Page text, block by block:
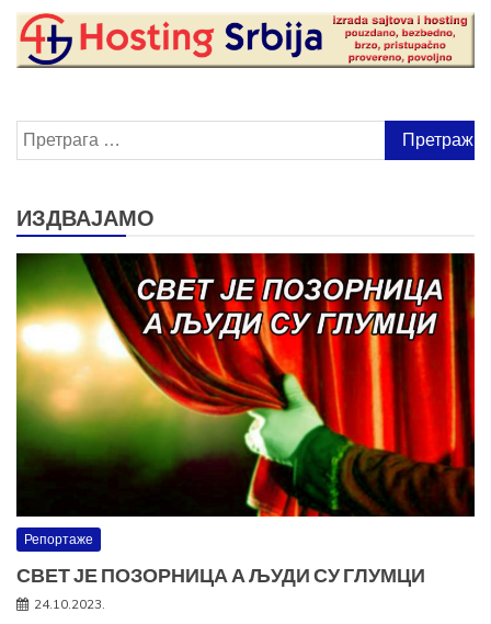
Претрага
за:
ИЗДВАЈАМО
Репортаже
СВЕТ ЈЕ ПОЗОРНИЦА А ЉУДИ СУ ГЛУМЦИ
24.10.2023.